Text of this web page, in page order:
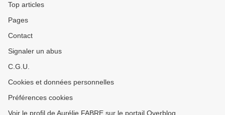
Top articles
Pages
Contact
Signaler un abus
C.G.U.
Cookies et données personnelles
Préférences cookies
Voir le profil de Aurélie FABRE sur le portail Overblog